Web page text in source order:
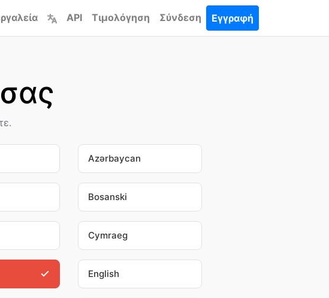
API Τιμολόγηση Σύνδεση Εγγραφή
Azərbaycan
Bosanski
Cymraeg
English